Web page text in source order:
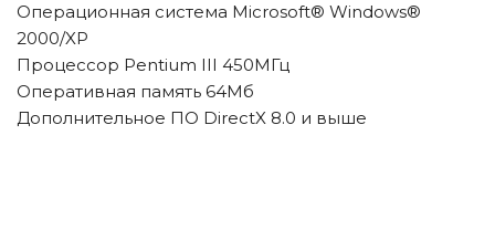
Операционная система Microsoft® Windows®
2000/XP
Процессор Pentium III 450МГц
Оперативная память 64Мб
Дополнительное ПО DirectX 8.0 и выше